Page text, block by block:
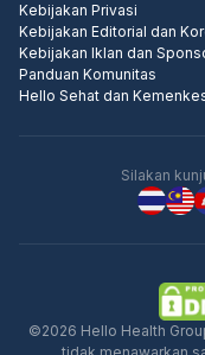
Kebijakan Privasi
Kebijakan Editorial dan
Kebijakan Iklan dan
Panduan Komunitas
Hello Sehat dan
Silakan
©2026 Hello Health